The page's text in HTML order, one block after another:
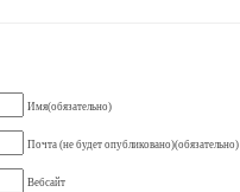
Имя(обязательно)
Почта (не будет опубликовано)(обязательно)
Вебсайт